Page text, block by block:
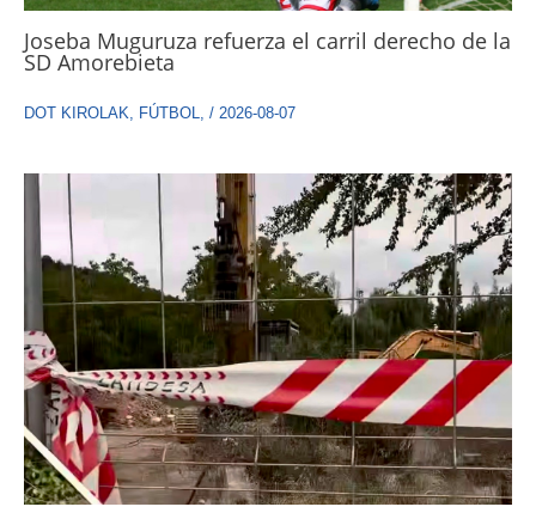
Joseba Muguruza refuerza el carril derecho de la
SD Amorebieta
DOT KIROLAK FÚTBOL / 2026-08-07